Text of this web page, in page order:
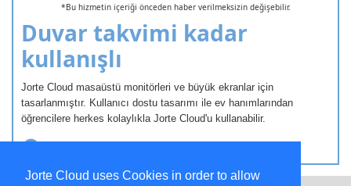
Jorte Cloud uses Cookies in order to allow
*Bu hizmetin içeriği önceden haber verilmeksizin değişebilir.
Duvar takvimi kadar
kullanışlı
Jorte Cloud masaüstü monitörleri ve büyük ekranlar için
tasarlanmıştır. Kullanıcı dostu tasarımı ile ev hanımlarından
öğrencilere herkes kolaylıkla Jorte Cloud'u kullanabilir.